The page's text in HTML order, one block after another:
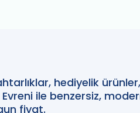
hediyelik
Evreni ile benzersiz,
fiyat.